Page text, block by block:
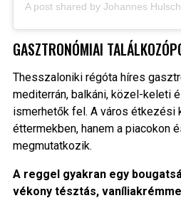
GASZTRONÓMIAI
Thesszaloniki régóta híres
mediterrán, balkáni, közel-keleti
ismerhetők fel. A város étkezési
éttermekben, hanem a piacokon
megmutatkozik.
A reggel gyakran egy
vékony tésztás,